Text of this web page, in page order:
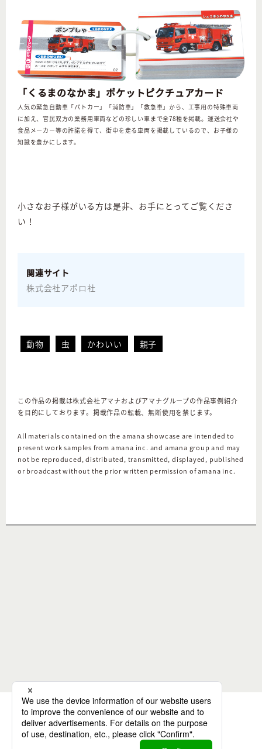
「くるまのなかま」ポケットピクチュアカード
人気の緊急自動車「パトカー」「消防車」「救急車」から、工事用の特殊車両
に加え、官民双方の業務用車両などの珍しい車まで全78種を掲載。運送会社や
食品メーカー等の許諾を得て、街中を走る車両を掲載しているので、お子様の
知識を豊かにします。
小さなお子様がいる方は是非、お手にとってご覧くださ
い！
関連サイト
株式会社アポロ社
動物 虫 かわいい 親子
この作品の掲載は株式会社アマナおよびアマナグループの作品事例紹介
を目的にしております。掲載作品の転載、無断使用を禁じます。
All materials contained on the amana showcase are intended to
present work samples from amana inc. and amana group and may
not be reproduced, distributed, transmitted, displayed, published
or broadcast without the prior written permission of amana inc.
ARTICLES